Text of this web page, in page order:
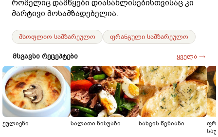
რომელიც დამწყები დიასახლისებისთვისაც კი
მარტივი მოსამზადებელია.
მსოფლიო სამზარეულო ფრანგული სამზარეულო
მსგავსი რეცეპტები ყველა →
ჟულიენი სალათი ნისუაზი ხახვის წვნიანი